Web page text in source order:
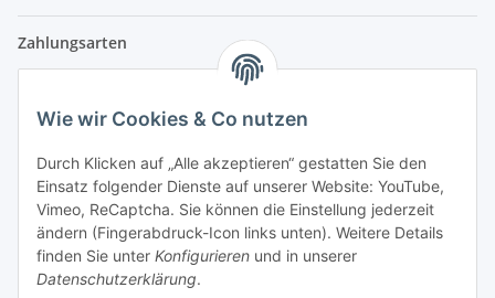
Wie wir Cookies & Co nutzen
Durch Klicken auf „Alle akzeptieren“ gestatten Sie den
Einsatz folgender Dienste auf unserer Website: YouTube,
Vimeo, ReCaptcha. Sie können die Einstellung jederzeit
ändern (Fingerabdruck-Icon links unten). Weitere Details
finden Sie unter Konfigurieren und in unserer
Datenschutzerklärung.
Zahlungsarten
Versandpartner
Partner